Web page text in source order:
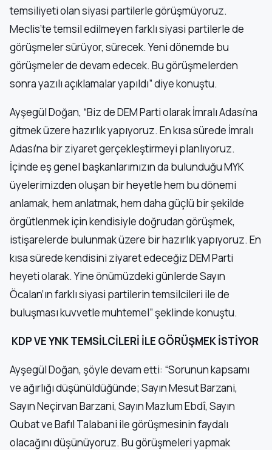
temsiliyeti olan siyasi partilerle görüşmüyoruz.
Meclis’te temsil edilmeyen farklı siyasi partilerle de
görüşmeler sürüyor, sürecek. Yeni dönemde bu
görüşmeler de devam edecek. Bu görüşmelerden
sonra yazılı açıklamalar yapıldı” diye konuştu.
Ayşegül Doğan, “Biz de DEM Parti olarak İmralı Adası’na
gitmek üzere hazırlık yapıyoruz. En kısa sürede İmralı
Adası’na bir ziyaret gerçekleştirmeyi planlıyoruz.
İçinde eş genel başkanlarımızın da bulunduğu MYK
üyelerimizden oluşan bir heyetle hem bu dönemi
anlamak, hem anlatmak, hem daha güçlü bir şekilde
örgütlenmek için kendisiyle doğrudan görüşmek,
istişarelerde bulunmak üzere bir hazırlık yapıyoruz. En
kısa sürede kendisini ziyaret edeceğiz DEM Parti
heyeti olarak. Yine önümüzdeki günlerde Sayın
Öcalan’ın farklı siyasi partilerin temsilcileri ile de
buluşması kuvvetle muhtemel” şeklinde konuştu.
KDP VE YNK TEMSİLCİLERİ İLE GÖRÜŞMEK İSTİYOR
Ayşegül Doğan, şöyle devam etti: “Sorunun kapsamı
ve ağırlığı düşünüldüğünde; Sayın Mesut Barzani,
Sayın Neçirvan Barzani, Sayın Mazlum Ebdî, Sayın
Qubat ve Bafıl Talabani ile görüşmesinin faydalı
olacağını düşünüyoruz. Bu görüşmeleri yapmak